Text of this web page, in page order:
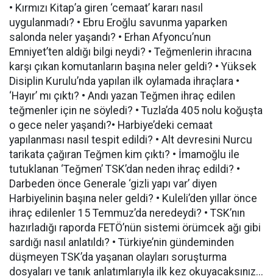
• Kırmızı Kitap’a giren ‘cemaat’ kararı nasıl
uygulanmadı? • Ebru Eroğlu savunma yaparken
salonda neler yaşandı? • Erhan Afyoncu’nun
Emniyet’ten aldığı bilgi neydi? • Teğmenlerin ihracına
karşı çıkan komutanların başına neler geldi? • Yüksek
Disiplin Kurulu’nda yapılan ilk oylamada ihraçlara •
‘Hayır’ mı çıktı? • Andı yazan Teğmen ihraç edilen
teğmenler için ne söyledi? • Tuzla’da 405 nolu koğuşta
o gece neler yaşandı?• Harbiye’deki cemaat
yapılanması nasıl tespit edildi? • Alt devresini Nurcu
tarikata çağıran Teğmen kim çıktı? • İmamoğlu ile
tutuklanan ‘Teğmen’ TSK’dan neden ihraç edildi? •
Darbeden önce Generale ‘gizli yapı var’ diyen
Harbiyelinin başına neler geldi? • Kuleli’den yıllar önce
ihraç edilenler 15 Temmuz’da neredeydi? • TSK’nın
hazırladığı raporda FETÖ’nün sistemi örümcek ağı gibi
sardığı nasıl anlatıldı? • Türkiye’nin gündeminden
düşmeyen TSK’da yaşanan olayları soruşturma
dosyaları ve tanık anlatımlarıyla ilk kez okuyacaksınız...